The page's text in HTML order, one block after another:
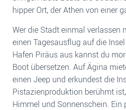
hipper Ort, der Athen von einer
Wer die Stadt einmal verlassen
einen Tagesausflug auf die
Hafen Piräus aus kannst du
Boot übersetzen. Auf Ägina
einen Jeep und erkundest die
Pistazienproduktion berühmt
Himmel und Sonnenschein. Ein